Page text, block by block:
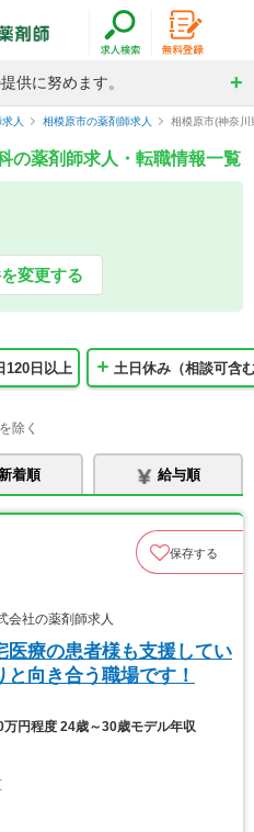
供に努めます。
人 相模原市の薬剤師求人 相模原市(神奈
の薬剤師求人・転職情報一覧
変更する
120日以上 土日休み（相談可含
除く
着順 給与順
保存する
社の薬剤師求人
療の患者様も支援してい
向き合う職場です！
万円程度 24歳～30歳モデル年収